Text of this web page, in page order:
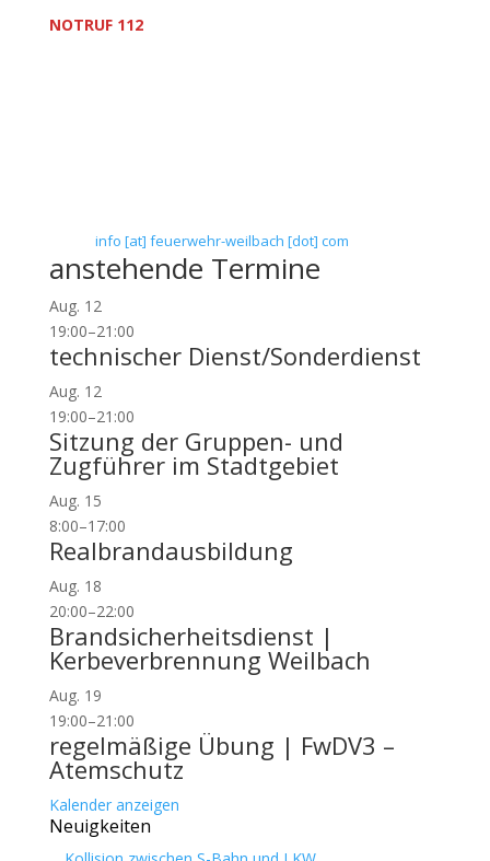
NOTRUF 112
info [at] feuerwehr-weilbach [dot] com
anstehende Termine
Aug. 12
19:00–21:00
technischer Dienst/Sonderdienst
Aug. 12
19:00–21:00
Sitzung der Gruppen- und
Zugführer im Stadtgebiet
Aug. 15
8:00–17:00
Realbrandausbildung
Aug. 18
20:00–22:00
Brandsicherheitsdienst |
Kerbeverbrennung Weilbach
Aug. 19
19:00–21:00
regelmäßige Übung | FwDV3 –
Atemschutz
Kalender anzeigen
Neuigkeiten